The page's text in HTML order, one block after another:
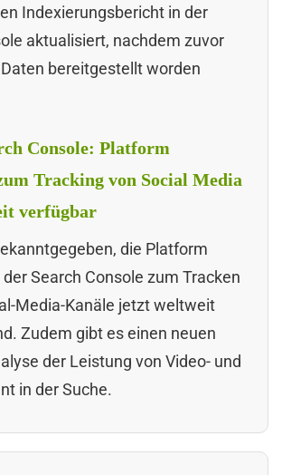
Indexierungsbericht in der
aktualisiert, nachdem zuvor
bereitgestellt worden
Console: Platform
Tracking von Social Media
verfügbar
die Platform
Search Console zum Tracken
Media-Kanäle jetzt weltweit
Zudem gibt es einen neuen
der Leistung von Video- und
in der Suche.